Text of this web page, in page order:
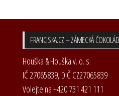
vybrat
stránce
produktu
FRANCISKA.CZ – ZÁMECKÁ
Houška & Houška v. o. s.
IČ 27065839, DIČ CZ27065839
Volejte na +420 731 421 111